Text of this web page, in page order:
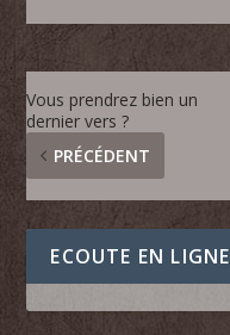
Vous prendrez bien un
dernier vers ?
PRÉCÉDENT
ECOUTE EN LIGNE